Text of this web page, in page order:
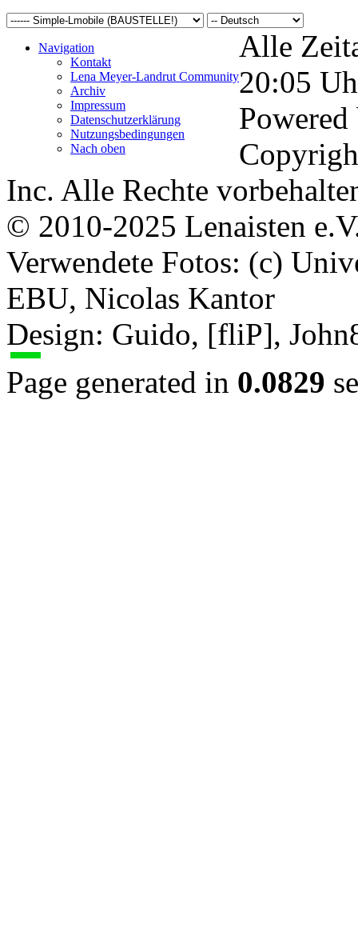
Navigation
Kontakt
Lena Meyer-Landrut Community
Archiv
Impressum
Datenschutzerklärung
Nutzungsbedingungen
Nach oben
Alle
20:05
Inc. Alle Rechte
© 2010-2025 Lenaisten
Verwendete Fotos: (c)
EBU, Nicolas Kantor
Design: Guido, [fliP],
Page generated in 0.0829